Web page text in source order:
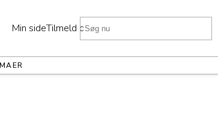
Min sideTilmeld dig